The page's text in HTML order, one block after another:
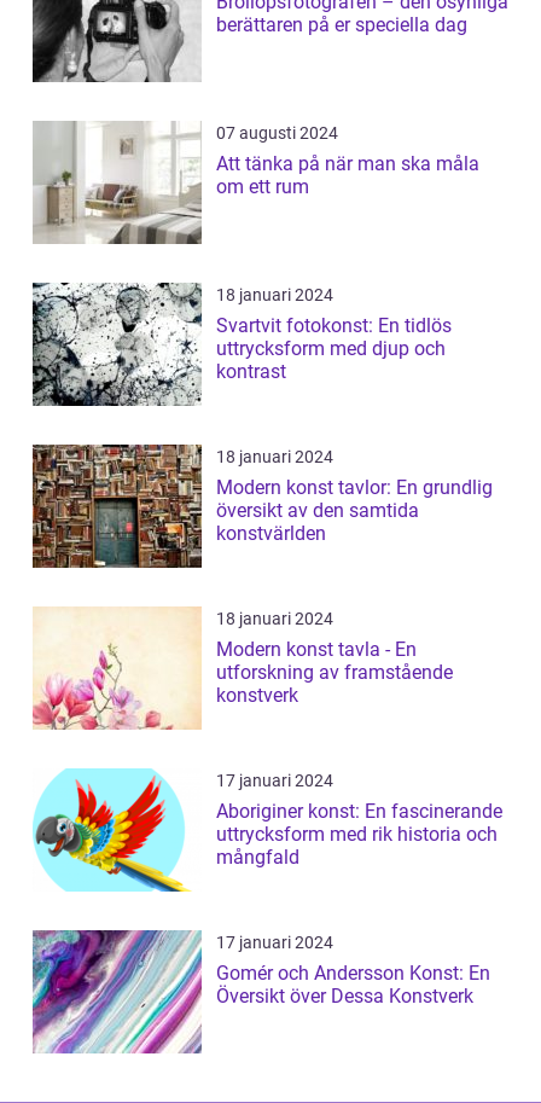
berättaren på er speciella dag
07 augusti 2024
Att tänka på när man ska måla
om ett rum
18 januari 2024
Svartvit fotokonst: En tidlös
uttrycksform med djup och
kontrast
18 januari 2024
Modern konst tavlor: En grundlig
översikt av den samtida
konstvärlden
18 januari 2024
Modern konst tavla - En
utforskning av framstående
konstverk
17 januari 2024
Aboriginer konst: En fascinerande
uttrycksform med rik historia och
mångfald
17 januari 2024
Gomér och Andersson Konst: En
Översikt över Dessa Konstverk